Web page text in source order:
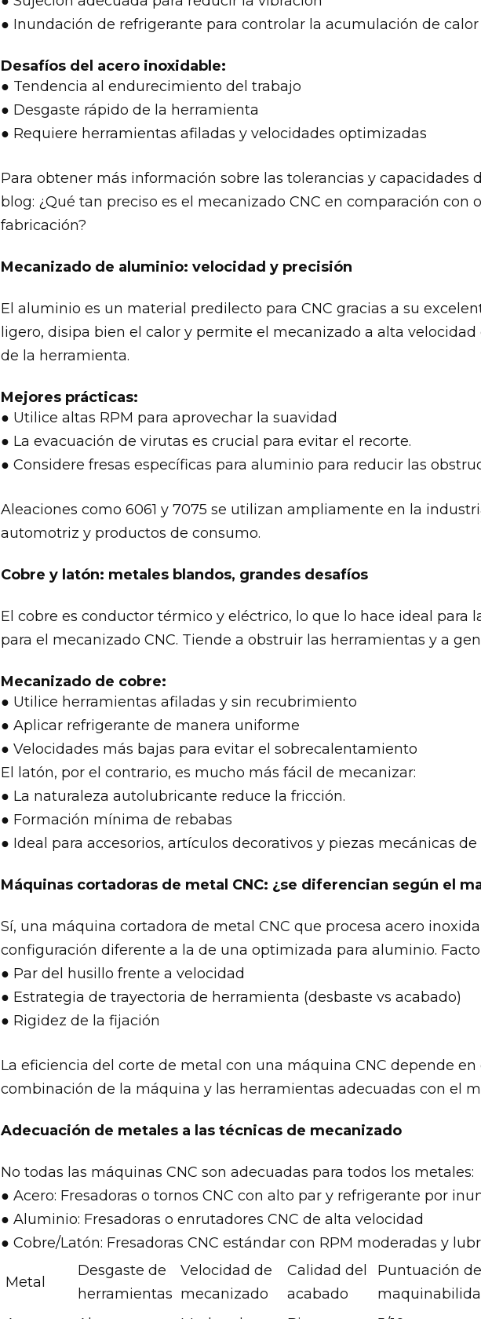
● Inundación de refrigerante para controlar la acumulación de calor
Desafíos del acero inoxidable:
● Tendencia al endurecimiento del trabajo
● Desgaste rápido de la herramienta
● Requiere herramientas afiladas y velocidades optimizadas
Para obtener más información sobre las tolerancias y capacidades
blog: ¿Qué tan preciso es el mecanizado CNC en comparación con
fabricación?
Mecanizado de aluminio: velocidad y precisión
El aluminio es un material predilecto para CNC gracias a su
ligero, disipa bien el calor y permite el mecanizado a alta
de la herramienta.
Mejores prácticas:
● Utilice altas RPM para aprovechar la suavidad
● La evacuación de virutas es crucial para evitar el recorte.
● Considere fresas específicas para aluminio para reducir las
Aleaciones como 6061 y 7075 se utilizan ampliamente en la
automotriz y productos de consumo.
Cobre y latón: metales blandos, grandes desafíos
El cobre es conductor térmico y eléctrico, lo que lo hace ideal para
para el mecanizado CNC. Tiende a obstruir las herramientas y a
Mecanizado de cobre:
● Utilice herramientas afiladas y sin recubrimiento
● Aplicar refrigerante de manera uniforme
● Velocidades más bajas para evitar el sobrecalentamiento
El latón, por el contrario, es mucho más fácil de mecanizar:
● La naturaleza autolubricante reduce la fricción.
● Formación mínima de rebabas
● Ideal para accesorios, artículos decorativos y piezas mecánicas de
Máquinas cortadoras de metal CNC: ¿se diferencian según el
Sí, una máquina cortadora de metal CNC que procesa acero
configuración diferente a la de una optimizada para aluminio.
● Par del husillo frente a velocidad
● Estrategia de trayectoria de herramienta (desbaste vs acabado)
● Rigidez de la fijación
La eficiencia del corte de metal con una máquina CNC depende
combinación de la máquina y las herramientas adecuadas con el
Adecuación de metales a las técnicas de mecanizado
No todas las máquinas CNC son adecuadas para todos los metales:
● Acero: Fresadoras o tornos CNC con alto par y refrigerante por
● Aluminio: Fresadoras o enrutadores CNC de alta velocidad
● Cobre/Latón: Fresadoras CNC estándar con RPM moderadas y
Metal
Desgaste de
herramientas
Velocidad de
mecanizado
Calidad del
acabado
Puntuación de